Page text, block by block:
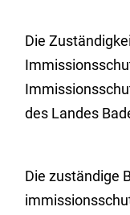
Die
des Landes
Die zuständige